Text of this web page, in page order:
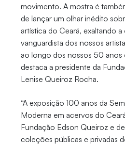
movimento. A mostra é
de lançar um olhar inédito
artística do Ceará, exaltando a
vanguardista dos nossos
ao longo dos nossos 50 anos
destaca a presidente da
Lenise Queiroz Rocha.
“A exposição 100 anos da
Moderna em acervos do
Fundação Edson Queiroz e
coleções públicas e privadas